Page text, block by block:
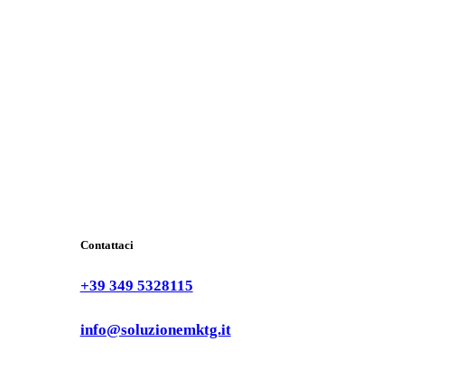
Contattaci
+39 349 5328115
info@soluzionemktg.it